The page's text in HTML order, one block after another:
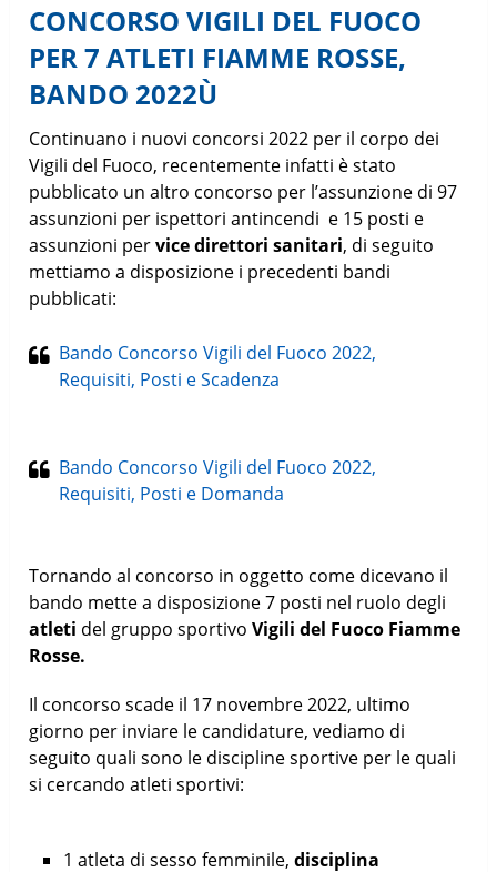
CONCORSO VIGILI DEL FUOCO
PER 7 ATLETI FIAMME ROSSE,
BANDO 2022Ù
Continuano i nuovi concorsi 2022 per il corpo dei
Vigili del Fuoco, recentemente infatti è stato
pubblicato un altro concorso per l’assunzione di 97
assunzioni per ispettori antincendi e 15 posti e
assunzioni pervice direttori sanitari, di seguito
mettiamo a disposizione i precedenti bandi
pubblicati:
Bando Concorso Vigili del Fuoco 2022,
Requisiti, Posti e Scadenza
Bando Concorso Vigili del Fuoco 2022,
Requisiti, Posti e Domanda
Tornando al concorso in oggetto come dicevano il
bando mette a disposizione 7 posti nel ruolo degli
atleti del gruppo sportivoVigili del Fuoco Fiamme
Rosse.
Il concorso scade il 17 novembre 2022, ultimo
giorno per inviare le candidature, vediamo di
seguito quali sono le discipline sportive per le quali
si cercando atleti sportivi:
1 atleta di sesso femminile, disciplina